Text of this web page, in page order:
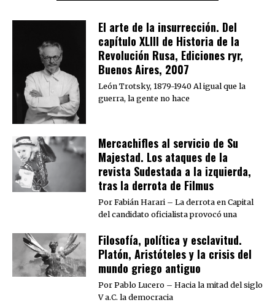
El arte de la insurrección. Del
capítulo XLIII de Historia de la
Revolución Rusa, Ediciones ryr,
Buenos Aires, 2007
León Trotsky, 1879-1940 Al igual que la
guerra, la gente no hace
Mercachifles al servicio de Su
Majestad. Los ataques de la
revista Sudestada a la izquierda,
tras la derrota de Filmus
Por Fabián Harari – La derrota en Capital
del candidato oficialista provocó una
Filosofía, política y esclavitud.
Platón, Aristóteles y la crisis del
mundo griego antiguo
Por Pablo Lucero – Hacia la mitad del siglo
V a.C. la democracia